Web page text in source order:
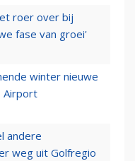
roer over bij
fase van groei'
winter nieuwe
Airport
andere
weg uit Golfregio